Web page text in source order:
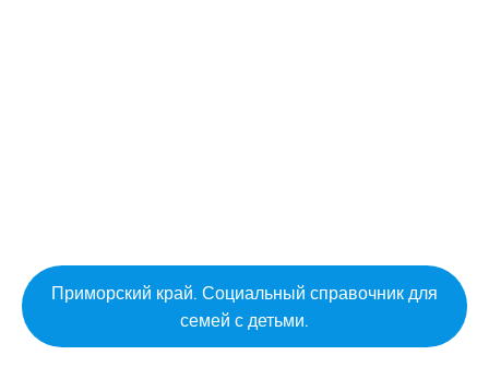
Приморский край. Социальный справочник для
семей с детьми.